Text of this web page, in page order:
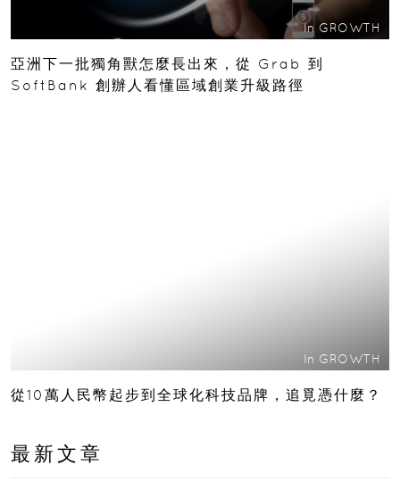
In GROWTH
亞洲下一批獨角獸怎麼長出來，從 Grab 到
SoftBank 創辦人看懂區域創業升級路徑
In GROWTH
從10萬人民幣起步到全球化科技品牌，追覓憑什麼？
最新文章